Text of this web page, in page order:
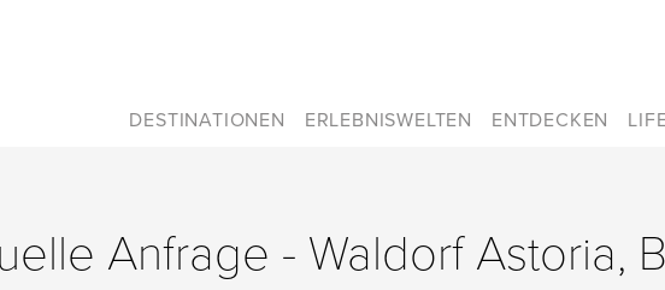
DESTINATIONEN ERLEBNISWELTEN ENTDECKEN
Anfrage - Waldorf Astoria,